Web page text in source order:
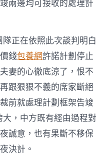
兩邊均可接收的處理計
隊正在依照此次談判明白
錢包養網許諾計劃停止
妻的心徹底涼了，恨不
跟狠狠不義的席家斷絕
前就處理計劃框架告竣
，中方既有經由過程對
誠意，也有果斷不移保
決計。